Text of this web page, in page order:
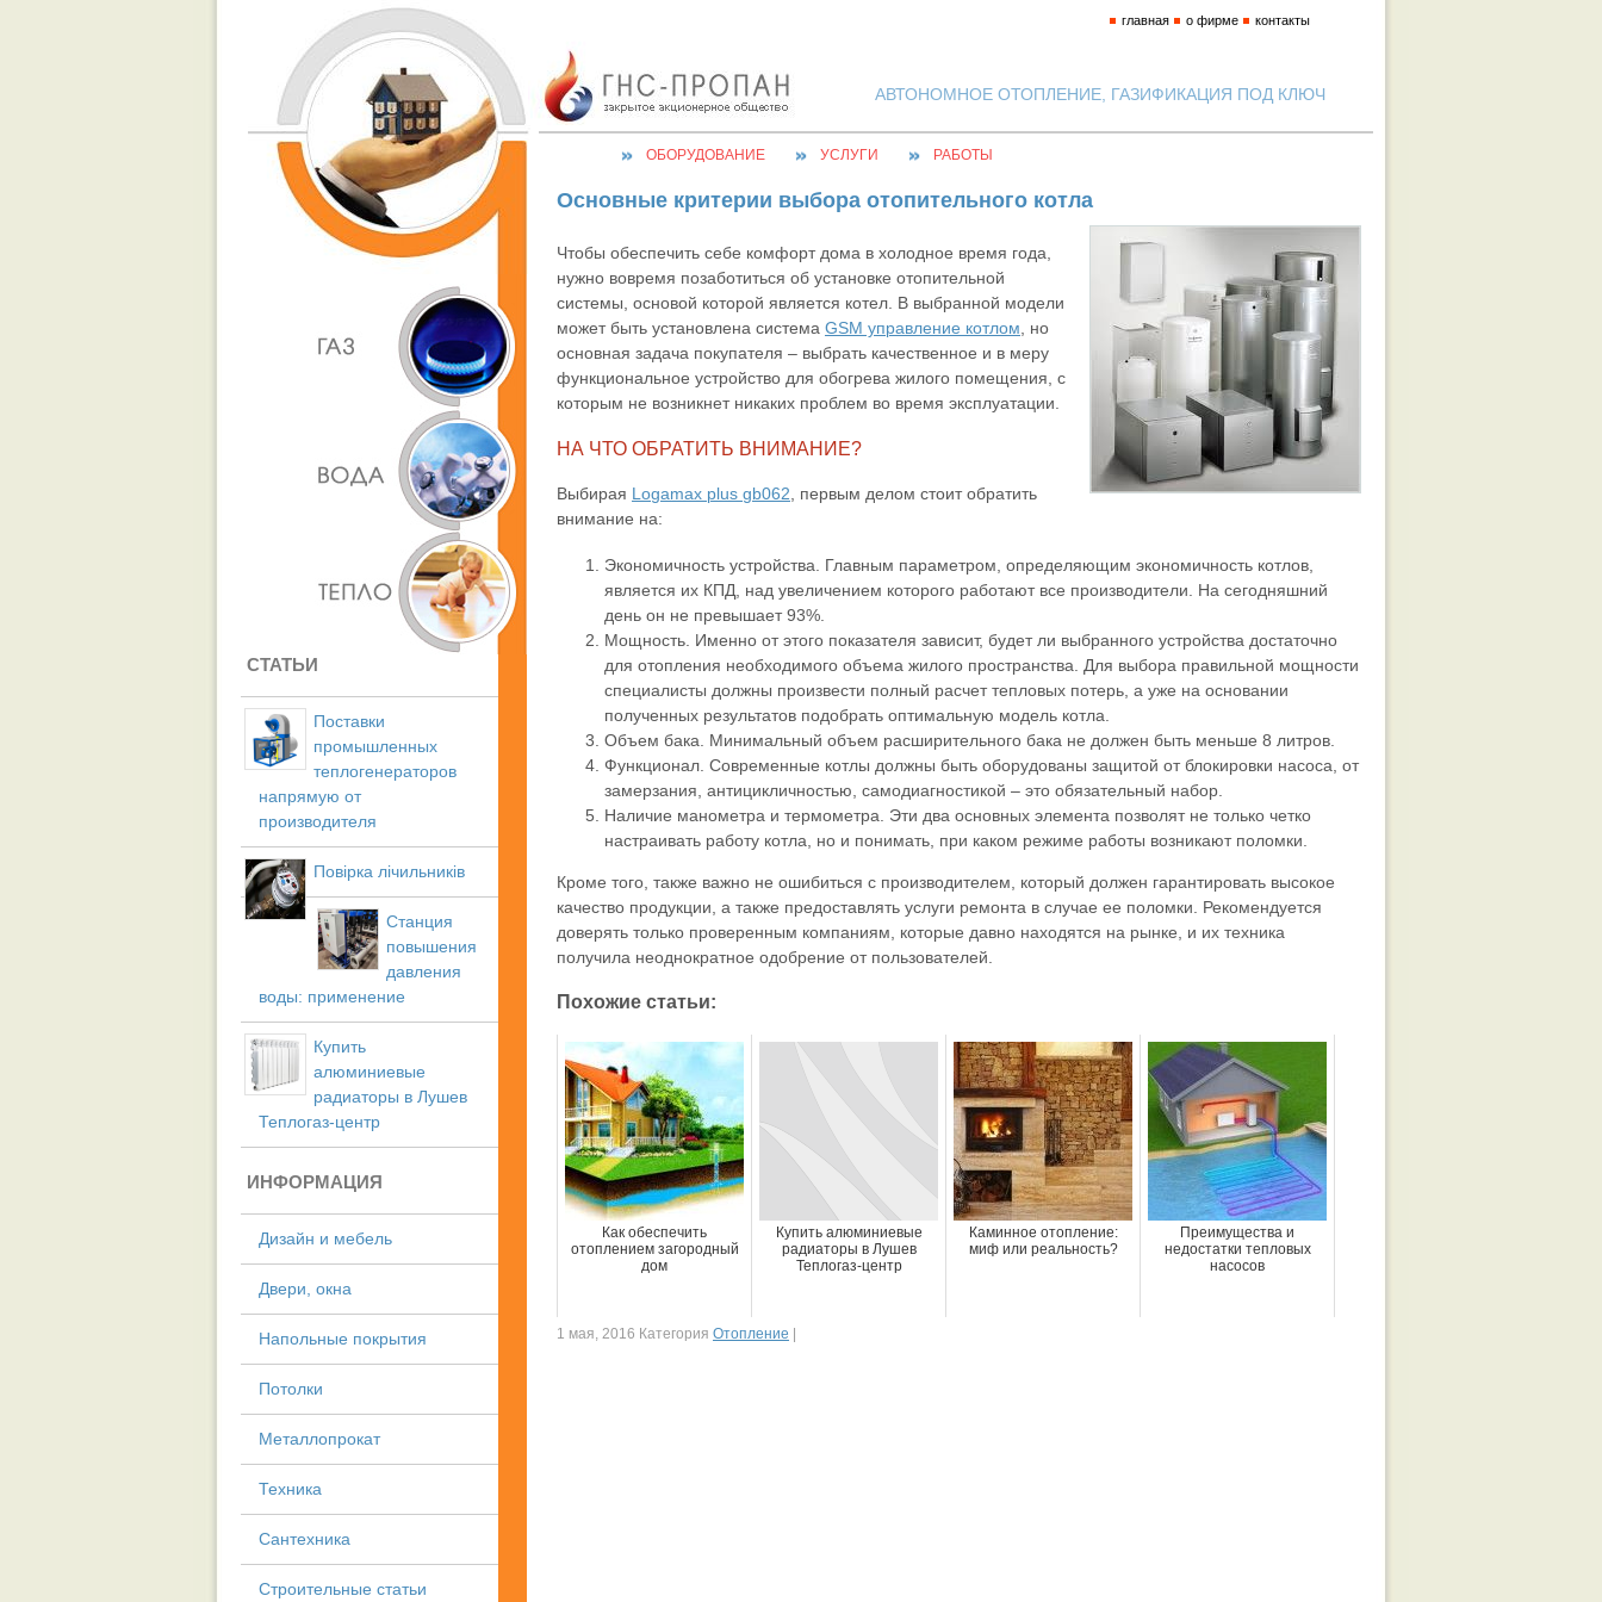
АВТОНОМНОЕ ОТОПЛЕНИЕ, ГАЗИФИКАЦИЯ ПОД КЛЮЧ
главная о фирме контакты
ОБОРУДОВАНИЕ УСЛУГИ РАБОТЫ
СТАТЬИ
Поставки
промышленных
теплогенераторов
напрямую от
производителя
Повірка лічильників
Станция
повышения
давления
воды: применение
Купить
алюминиевые
радиаторы в Лушев
Теплогаз-центр
ИНФОРМАЦИЯ
Дизайн и мебель
Двери, окна
Напольные покрытия
Потолки
Металлопрокат
Техника
Сантехника
Строительные статьи
Основные критерии выбора отопительного котла
Чтобы обеспечить себе комфорт дома в холодное время года,
нужно вовремя позаботиться об установке отопительной
системы, основой которой является котел. В выбранной модели
может быть установлена система GSM управление котлом, но
основная задача покупателя – выбрать качественное и в меру
функциональное устройство для обогрева жилого помещения, с
которым не возникнет никаких проблем во время эксплуатации.
НА ЧТО ОБРАТИТЬ ВНИМАНИЕ?
Выбирая Logamax plus gb062, первым делом стоит обратить
внимание на:
Экономичность устройства. Главным параметром, определяющим экономичность котлов,
является их КПД, над увеличением которого работают все производители. На сегодняшний
день он не превышает 93%.
Мощность. Именно от этого показателя зависит, будет ли выбранного устройства достаточно
для отопления необходимого объема жилого пространства. Для выбора правильной мощности
специалисты должны произвести полный расчет тепловых потерь, а уже на основании
полученных результатов подобрать оптимальную модель котла.
Объем бака. Минимальный объем расширительного бака не должен быть меньше 8 литров.
Функционал. Современные котлы должны быть оборудованы защитой от блокировки насоса, от
замерзания, антицикличностью, самодиагностикой – это обязательный набор.
Наличие манометра и термометра. Эти два основных элемента позволят не только четко
настраивать работу котла, но и понимать, при каком режиме работы возникают поломки.
Кроме того, также важно не ошибиться с производителем, который должен гарантировать высокое
качество продукции, а также предоставлять услуги ремонта в случае ее поломки. Рекомендуется
доверять только проверенным компаниям, которые давно находятся на рынке, и их техника
получила неоднократное одобрение от пользователей.
Похожие статьи:
Как обеспечить
отоплением загородный
дом
Купить алюминиевые
радиаторы в Лушев
Теплогаз-центр
Каминное отопление:
миф или реальность?
Преимущества и
недостатки тепловых
насосов
1 мая, 2016 Категория Отопление |